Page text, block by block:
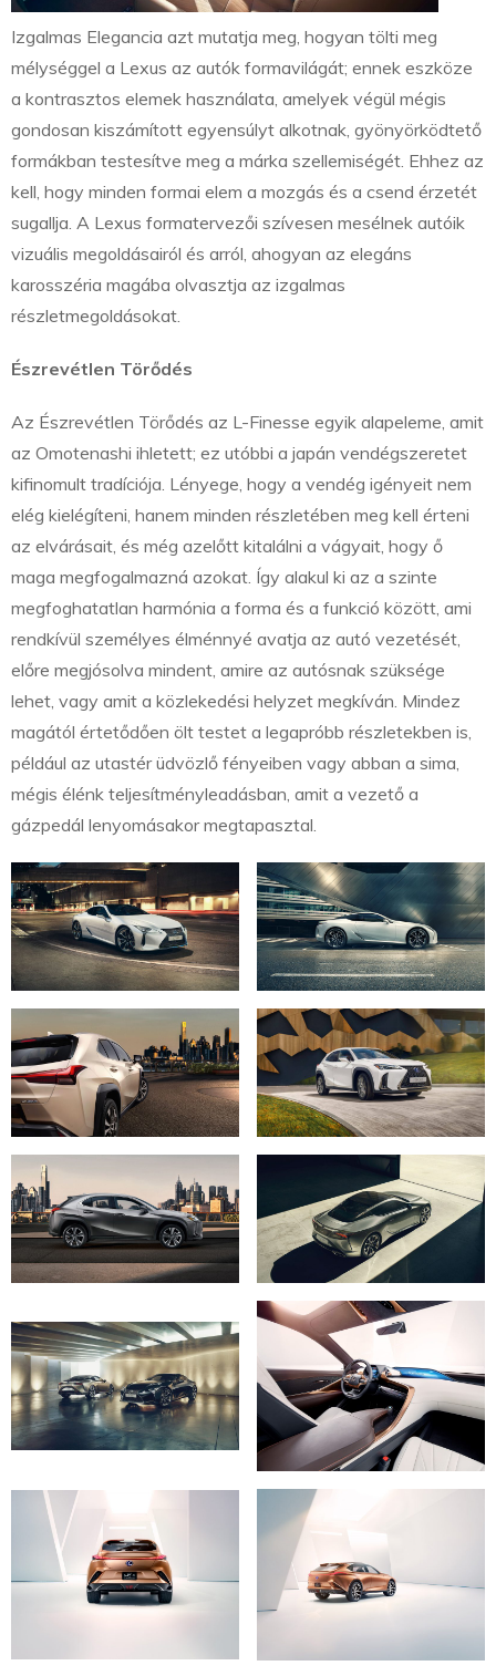
Izgalmas Elegancia azt mutatja meg, hogyan tölti meg
mélységgel a Lexus az autók formavilágát; ennek eszköze
a kontrasztos elemek használata, amelyek végül mégis
gondosan kiszámított egyensúlyt alkotnak, gyönyörködtető
formákban testesítve meg a márka szellemiségét. Ehhez az
kell, hogy minden formai elem a mozgás és a csend érzetét
sugallja. A Lexus formatervezői szívesen mesélnek autóik
vizuális megoldásairól és arról, ahogyan az elegáns
karosszéria magába olvasztja az izgalmas
részletmegoldásokat.
Észrevétlen Törődés
Az Észrevétlen Törődés az L-Finesse egyik alapeleme, amit
az Omotenashi ihletett; ez utóbbi a japán vendégszeretet
kifinomult tradíciója. Lényege, hogy a vendég igényeit nem
elég kielégíteni, hanem minden részletében meg kell érteni
az elvárásait, és még azelőtt kitalálni a vágyait, hogy ő
maga megfogalmazná azokat. Így alakul ki az a szinte
megfoghatatlan harmónia a forma és a funkció között, ami
rendkívül személyes élménnyé avatja az autó vezetését,
előre megjósolva mindent, amire az autósnak szüksége
lehet, vagy amit a közlekedési helyzet megkíván. Mindez
magától értetődően ölt testet a legapróbb részletekben is,
például az utastér üdvözlő fényeiben vagy abban a sima,
mégis élénk teljesítményleadásban, amit a vezető a
gázpedál lenyomásakor megtapasztal.